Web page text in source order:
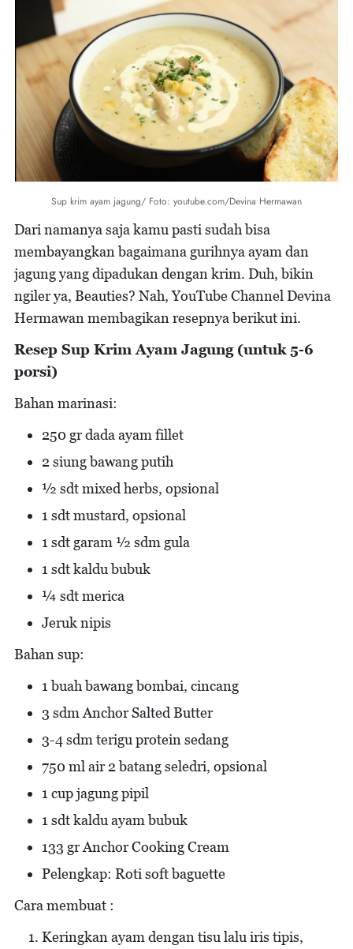
Sup krim ayam jagung/ Foto: youtube.com/Devina Hermawan
Dari namanya saja kamu pasti sudah bisa
membayangkan bagaimana gurihnya ayam dan
jagung yang dipadukan dengan krim. Duh, bikin
ngiler ya, Beauties? Nah, YouTube Channel Devina
Hermawan membagikan resepnya berikut ini.
Resep Sup Krim Ayam Jagung (untuk 5-6
porsi)
Bahan marinasi:
250 gr dada ayam fillet
2 siung bawang putih
½ sdt mixed herbs, opsional
1 sdt mustard, opsional
1 sdt garam ½ sdm gula
1 sdt kaldu bubuk
¼ sdt merica
Jeruk nipis
Bahan sup:
1 buah bawang bombai, cincang
3 sdm Anchor Salted Butter
3-4 sdm terigu protein sedang
750 ml air 2 batang seledri, opsional
1 cup jagung pipil
1 sdt kaldu ayam bubuk
133 gr Anchor Cooking Cream
Pelengkap: Roti soft baguette
Cara membuat :
Keringkan ayam dengan tisu lalu iris tipis,